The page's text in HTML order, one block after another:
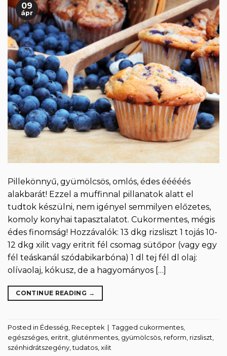
09
ápr
Pillekönnyű, gyümölcsös, omlós, édes ééééés
alakbarát! Ezzel a muffinnal pillanatok alatt el
tudtok készülni, nem igényel semmilyen előzetes,
komoly konyhai tapasztalatot. Cukormentes, mégis
édes finomság! Hozzávalók: 13 dkg rizsliszt 1 tojás 10-
12 dkg xilit vagy eritrit fél csomag sütőpor (vagy egy
fél teáskanál szódabikarbóna) 1 dl tej fél dl olaj:
olívaolaj, kókusz, de a hagyományos […]
CONTINUE READING →
Posted in Édesség, Receptek Tagged cukormentes,
egészséges, eritrit, gluténmentes, gyümölcsös, reform, rizsliszt,
szénhidrátszegény,tudatos, xilit